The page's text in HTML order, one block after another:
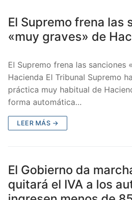
El Supremo frena las
«muy graves» de
El Supremo frena las sanciones
Hacienda El Tribunal Supremo
práctica muy habitual de
forma automática…
LEER MÁS →
El Gobierno da
quitará el IVA a los